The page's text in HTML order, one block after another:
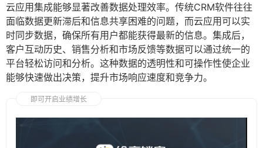
云应用集成能够显著改善数据处理效率。传统CRM软件往往
面临数据更新滞后和信息共享困难的问题，而云应用可以实
时同步数据，确保所有用户都能获得最新的信息。集成后，
客户互动历史、销售分析和市场反馈等数据可以通过统一的
平台轻松访问和分析。这种数据的透明性和可操作性使企业
能够快速做出决策，提升市场响应速度和竞争力。
即可开启业绩增长